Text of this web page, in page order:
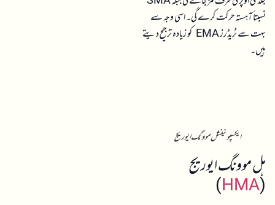
نسبتاً آہستہ حرکت کرے گی۔ اسی وجہ سے
بہت سے ٹریڈرز EMA کو زیادہ ترجیح دیتے
ہیں۔
ایکسپونینشل موونگ ایوریج
ہل موونگ ایوریج
(
HMA
)